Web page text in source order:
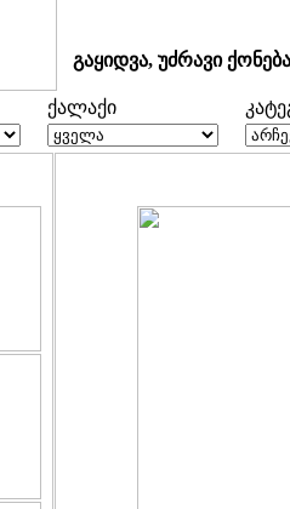
გაყიდვა, უძრავი
ქალაქი